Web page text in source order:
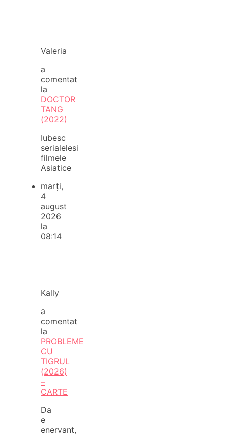
Valeria
a
comentat
la
DOCTOR
TANG
(2022)
Iubesc
serialelesi
filmele
Asiatice
marți,
4
august
2026
la
08:14
Kally
a
comentat
la
PROBLEME
CU
TIGRUL
(2026)
–
CARTE
Da
e
enervant,